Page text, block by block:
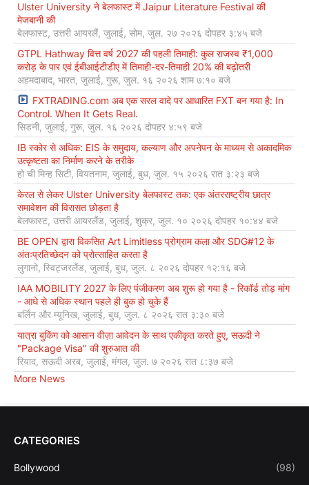
Ulster University ने बेलफास्ट में Jaipur Literature Festival की
मेजबानी की
बेलफास्ट, उत्तरी आयरलैं, जुलाई, सोम, जुल. २७ २०२६ दोपहर ३:४५ बजे
GTPL Hathway वित्त वर्ष 2027 की पहली तिमाही: कुल राजस्व ₹1,000
करोड़ के पार एवं ईबीआईटीडीए में तिमाही-दर-तिमाही 20% की बढ़ोतरी
अहमदाबाद, भारत, जुलाई, गुरू, जुल. १६ २०२६ शाम ७:१० बजे
FXTRADING.com अब एक सरल वादे पर आधारित FXT बन गया है: In
Control. When It Gets Real.
सिडनी, जुलाई, गुरू, जुल. १६ २०२६ दोपहर ४:५९ बजे
IB स्कोर से अधिक: EIS के समुदाय, कल्याण और अपनेपन के माध्यम से अकादमिक
उत्कृष्टता का निर्माण करने के तरीके
हो ची मिन्ह सिटी, वियतनाम, जुलाई, बुध, जुल. १५ २०२६ रात ३:२३ बजे
केरल से लेकर Ulster University बेलफास्ट तक: एक अंतरराष्ट्रीय छात्र
समावेशन की विरासत छोड़ता है
बेलफास्ट, उत्तरी आयरलैंड, जुलाई, शुक्र, जुल. १० २०२६ दोपहर १०:४४ बजे
BE OPEN द्वारा विकसित Art Limitless प्रोग्राम कला और SDG#12 के
अंतःप्रतिच्छेदन को प्रोत्साहित करता है
लुगानो, स्विट्जरलैंड, जुलाई, बुध, जुल. ८ २०२६ दोपहर १२:१६ बजे
IAA MOBILITY 2027 के लिए पंजीकरण अब शुरू हो गया है - रिकॉर्ड तोड़ मांग
- आधे से अधिक स्थान पहले ही बुक हो चुके हैं
बर्लिन और म्यूनिख, जुलाई, बुध, जुल. ८ २०२६ रात ३:३० बजे
यात्रा बुकिंग को आसान वीज़ा आवेदन के साथ एकीकृत करते हुए, सऊदी ने
"Package Visa" की शुरुआत की
रियाद, सऊदी अरब, जुलाई, मंगल, जुल. ७ २०२६ रात ८:३७ बजे
More News
CATEGORIES
Bollywood (98)